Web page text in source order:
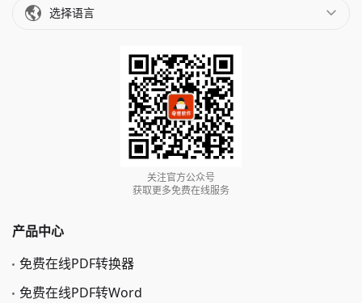
选择语言
关注官方公众号
获取更多免费在线服务
产品中心
免费在线PDF转换器
免费在线PDF转Word